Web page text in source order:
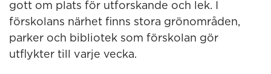
gott om plats för utforskande och lek. I
förskolans närhet finns stora grönområden,
parker och bibliotek som förskolan gör
utflykter till varje vecka.